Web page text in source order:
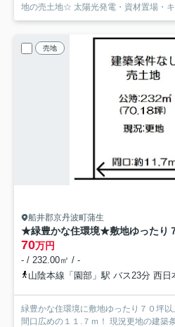
地の売土地☆ 太陽光発電・資材置場・キ
売地
船井郡京丹波町蒲生
70万円
- / 232.00㎡ / -
山陰本線「園部」駅 バス23分 西日本ＪＲ
緑豊かな住環境に敷地ゆったり７０坪
間口広めの１１.７ｍ！ 現況更地の建築